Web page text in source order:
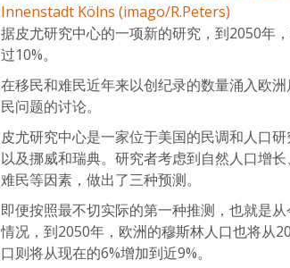
据皮尤研究中心的一项新的研究，到2050年
过10%。
在移民和难民近年来以创纪录的数量涌入欧
民问题的讨论。
皮尤研究中心是一家位于美国的民调和人口
以及挪威和瑞典。研究者考虑到自然人口增
难民等因素，做出了三种预测。
即便按照最不切实际的第一种推测，也就是
情况，到2050年，欧洲的穆斯林人口也将从
口则将从现在的6%增加到近9%。